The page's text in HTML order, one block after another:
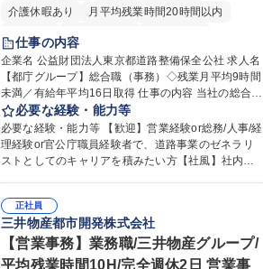
介護休暇あり
月平均残業時間20時間以内
転勤なし
住宅手当あり
研修あり
退職金あり
賞与あり
完全週休2日制
交通費支給
駅近5分以内
資格取得手当あり
食事補助あり
仕事の内容
企業名 公益財団法人東京都道路整備保全公社 求人名
【都庁グループ】総合職（事務）◇残業月平均9時間
未満／有給年平均16日取得 仕事の内容 当社の総合職
として、ジョブローテーションによる人事経理部門
や収益事業等のフロント部門の部署等幅広い部署で
の業務をお任せいたします。研修制度やキャリア支
援が充実しております！ ※下記業務詳細 【業務詳
運営、新宿駅西口広場の「イベントコーナー」など
の管理運営 ■道路部門：整備の急がれる骨格幹線道路
や木造住宅密集地域の特定整備路線の用地取得、道
路に関する普及啓発事業、都内の道路施設や道路工
必要な経験・能力等
必要な経験・能力等 【歓迎】営業経験or総務/人事/経
理経験or官公庁職員経験者で、道路事業のゼネラリ
ストとしてのキャリアを積みたい方【社風】社内関
携われる：総合職（事務）では、駐車場の管理運営
や道路用地の取得、公益財団法人の中枢を担う管理
部門など多岐に渡る業務を経験できます。 ■様々なプ
ロジェクト：駐車場事業の他、新宿駅西口広場内に
正社員
三井物産都市開発株式会社
【営業事務】業務職/三井物産グループ/
平均残業時間10H/完全週休2日 営業事